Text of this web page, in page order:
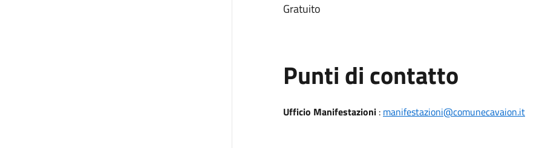
Gratuito
Punti di contatto
Ufficio Manifestazioni: manifestazioni@comunecavaion.it